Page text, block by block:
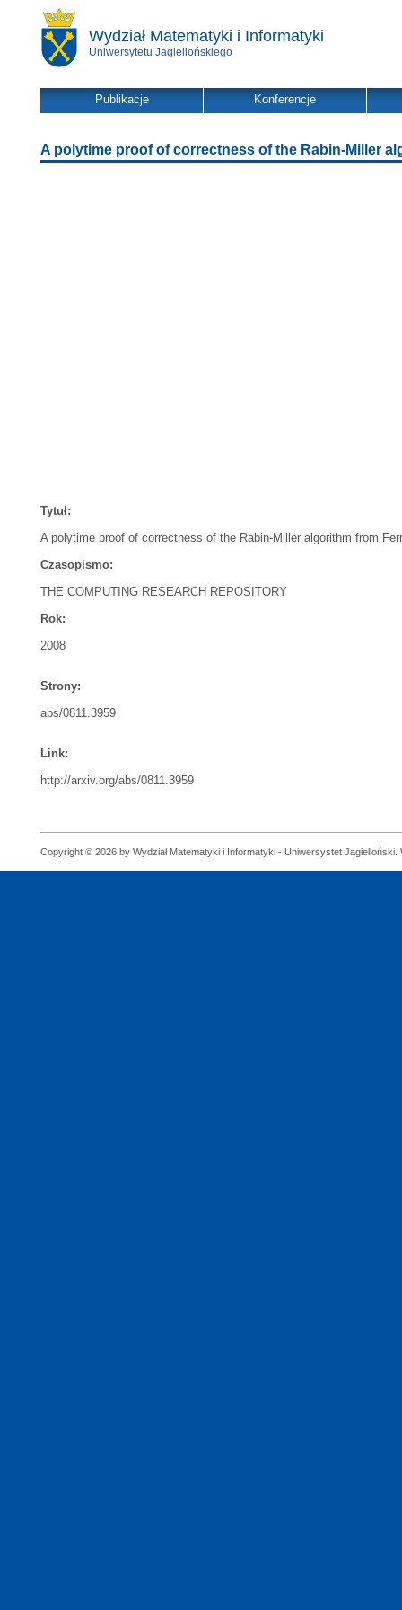
Wydział Matematyki i Informatyki
Uniwersytetu Jagiellońskiego
Publikacje Konferencje
A polytime proof of correctness of the Rabin-Miller
Tytuł:
A polytime proof of correctness of the Rabin-Miller algorithm from
Czasopismo:
THE COMPUTING RESEARCH REPOSITORY
Rok:
2008
Strony:
abs/0811.3959
Link:
http://arxiv.org/abs/0811.3959
Copyright © 2026 by Wydział Matematyki i Informatyki - Uniwersystet